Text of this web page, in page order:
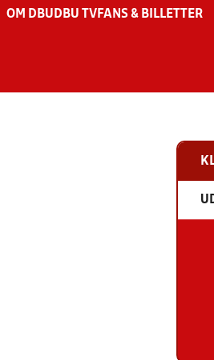
OM DBU DBU TV FANS & BILLETTER